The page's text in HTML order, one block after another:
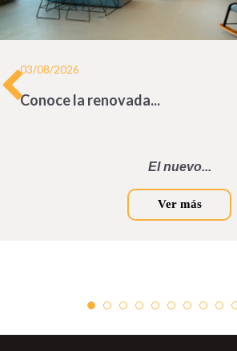
03/08/2026
Conoce la renovada...
El nuevo...
Ver más